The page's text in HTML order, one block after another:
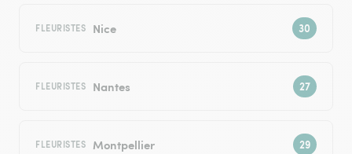
FLEURISTES Nice
FLEURISTES Nantes
FLEURISTES Montpellier